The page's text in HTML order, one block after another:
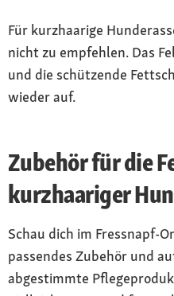
Für kurzhaarige
nicht zu empfehlen. Das
und die schützende
wieder auf.
Zubehör für die
kurzhaariger
Schau dich im Fressnapf-
passendes Zubehör und
abgestimmte